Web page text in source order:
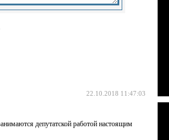
-
22.10.2018 11:47:03
депутатской работой настоящим